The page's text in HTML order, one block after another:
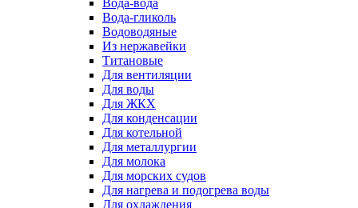
Вода-вода
Вода-гликоль
Водоводяные
Из нержавейки
Титановые
Для вентиляции
Для воды
Для ЖКХ
Для конденсации
Для котельной
Для металлургии
Для молока
Для морских судов
Для нагрева и подогрева воды
Для охлаждения